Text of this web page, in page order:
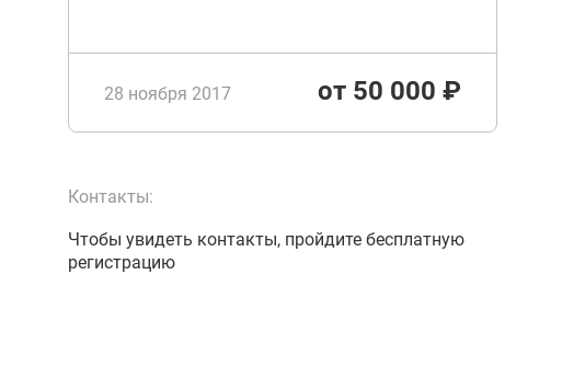
28 ноября 2017 от 50 000 ₽
Контакты:
Чтобы увидеть контакты, пройдите бесплатную
регистрацию